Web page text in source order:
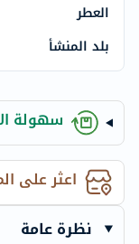
العطر
بلد المنشأ
سهولة
اعثر على
نظرة عامة